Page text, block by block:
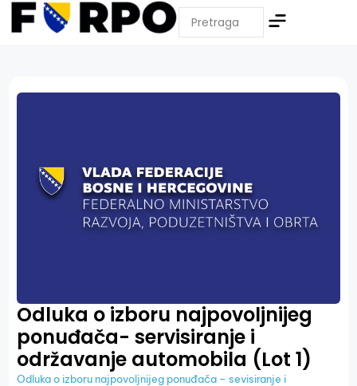
Odluka o izboru najpovoljnijeg
ponuđača- servisiranje i
održavanje automobila (Lot 1)
Odluka o izboru najpovoljnijeg ponuđača – sevisiranje i